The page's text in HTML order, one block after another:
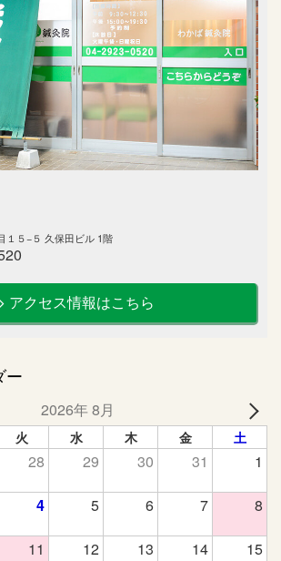
１５−５ 久保田ビル 1階
アクセス情報はこちら
ー
2026年 8月
火 水 木 金 土
28 29 30 31 1
4 5 6 7 8
11 12 13 14 15